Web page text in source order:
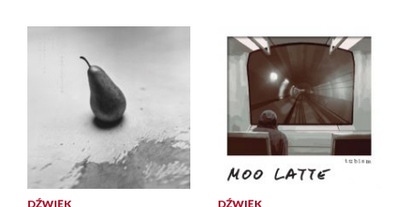
DŹWIĘK
DŹWIĘK